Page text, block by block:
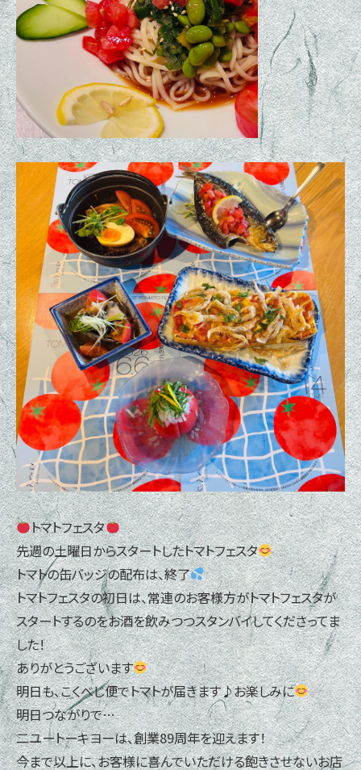
トマトフェスタ
先週の土曜日からスタートしたトマトフェスタ
トマトの缶バッジの配布は、終了
トマトフェスタの初日は、常連のお客様方がトマトフェスタが
スタートするのをお酒を飲みつつスタンバイしてくださってま
した！
ありがとうございます
明日も、こくべじ便でトマトが届きます♪お楽しみに
明日つながりで…
二ユートーキヨーは、創業89周年を迎えます！
今まで以上に、お客様に喜んでいただける飽きさせないお店